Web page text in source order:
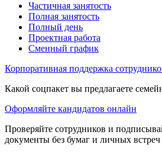
Частичная занятость
Полная занятость
Полный день
Проектная работа
Сменный график
Корпоративная поддержка
Какой соцпакет вы предлагаете
Оформляйте кандидатов онлайн
Проверяйте сотрудников и
документы без бумаг и личных встреч